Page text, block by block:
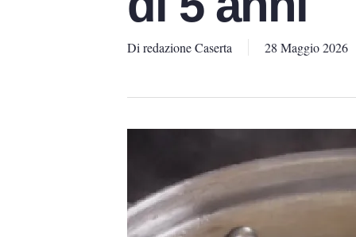
Di redazione Caserta 28 Maggio 2026